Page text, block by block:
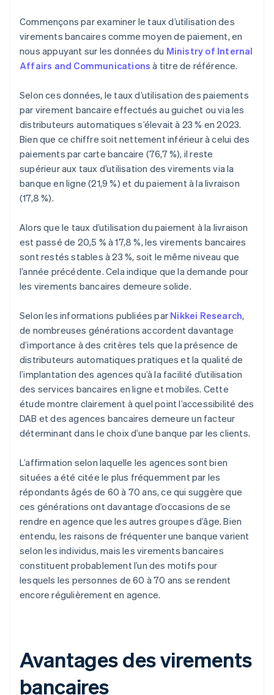
Commençons par examiner le taux d’utilisation des
virements bancaires comme moyen de paiement, en
nous appuyant sur les données du Ministry of Internal
Affairs and Communications à titre de référence.
Selon ces données, le taux d’utilisation des paiements
par virement bancaire effectués au guichet ou via les
distributeurs automatiques s’élevait à 23 % en 2023.
Bien que ce chiffre soit nettement inférieur à celui des
paiements par carte bancaire (76,7 %), il reste
supérieur aux taux d’utilisation des virements via la
banque en ligne (21,9 %) et du paiement à la livraison
(17,8 %).
Alors que le taux d’utilisation du paiement à la livraison
est passé de 20,5 % à 17,8 %, les virements bancaires
sont restés stables à 23 %, soit le même niveau que
l’année précédente. Cela indique que la demande pour
les virements bancaires demeure solide.
Selon les informations publiées par Nikkei Research,
de nombreuses générations accordent davantage
d’importance à des critères tels que la présence de
distributeurs automatiques pratiques et la qualité de
l’implantation des agences qu’à la facilité d’utilisation
des services bancaires en ligne et mobiles. Cette
étude montre clairement à quel point l’accessibilité des
DAB et des agences bancaires demeure un facteur
déterminant dans le choix d’une banque par les clients.
L’affirmation selon laquelle les agences sont bien
situées a été citée le plus fréquemment par les
répondants âgés de 60 à 70 ans, ce qui suggère que
ces générations ont davantage d’occasions de se
rendre en agence que les autres groupes d’âge. Bien
entendu, les raisons de fréquenter une banque varient
selon les individus, mais les virements bancaires
constituent probablement l’un des motifs pour
lesquels les personnes de 60 à 70 ans se rendent
encore régulièrement en agence.
Avantages des virements
bancaires